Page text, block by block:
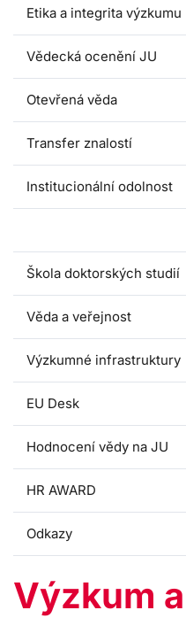
Etika a integrita výzkumu
Vědecká ocenění JU
Otevřená věda
Transfer znalostí
Institucionální odolnost
Škola doktorských studií
Věda a veřejnost
Výzkumné infrastruktury
EU Desk
Hodnocení vědy na JU
HR AWARD
Odkazy
Výzkum